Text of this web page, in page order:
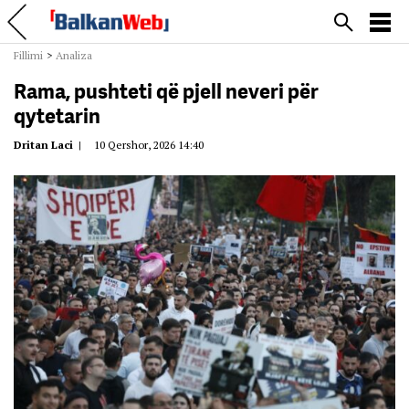
Fillimi > Analiza
Rama, pushteti që pjell neveri për
qytetarin
Dritan Laci | 10 Qershor, 2026 14:40